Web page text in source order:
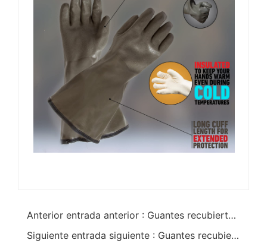
Anterior entrada anterior : Guantes recubiertos de PVC con virutas blancas y negras
Siguiente entrada siguiente : Guantes recubiertos de nitrilo bule